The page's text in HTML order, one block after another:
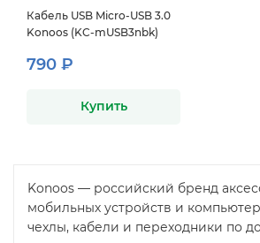
Кабель USB Micro-USB 3.0
Konoos (KC-mUSB3nbk)
790 ₽
Купить
Konoos — российский бренд
мобильных устройств и
чехлы, кабели и переходники по